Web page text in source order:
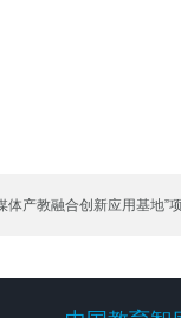
体产教融合创新应用基地”